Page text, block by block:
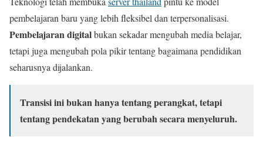
pembelajaran baru yang lebih fleksibel dan terpersonalisasi.
Pembelajaran digitalbukan sekadar mengubah media belajar,
tetapi juga mengubah pola pikir tentang bagaimana pendidikan
seharusnya dijalankan.
Transisi ini bukan hanya tentang perangkat, tetapi
tentang pendekatan yang berubah secara menyeluruh.